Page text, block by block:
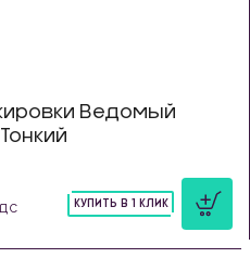
Ведомый
КУПИТЬ В 1 КЛИК